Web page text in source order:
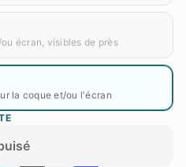
écran, visibles de près
la coque et/ou l'écran